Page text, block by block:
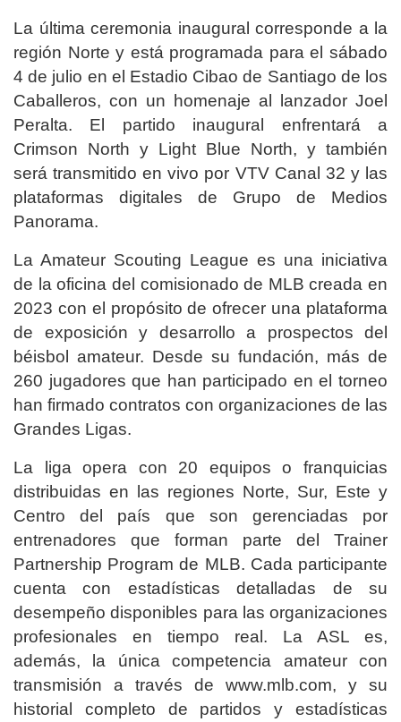
La última ceremonia inaugural corresponde a la
región Norte y está programada para el sábado
4 de julio en el Estadio Cibao de Santiago de los
Caballeros, con un homenaje al lanzador Joel
Peralta. El partido inaugural enfrentará a
Crimson North y Light Blue North, y también
será transmitido en vivo por VTV Canal 32 y las
plataformas digitales de Grupo de Medios
Panorama.
La Amateur Scouting League es una iniciativa
de la oficina del comisionado de MLB creada en
2023 con el propósito de ofrecer una plataforma
de exposición y desarrollo a prospectos del
béisbol amateur. Desde su fundación, más de
260 jugadores que han participado en el torneo
han firmado contratos con organizaciones de las
Grandes Ligas.
La liga opera con 20 equipos o franquicias
distribuidas en las regiones Norte, Sur, Este y
Centro del país que son gerenciadas por
entrenadores que forman parte del Trainer
Partnership Program de MLB. Cada participante
cuenta con estadísticas detalladas de su
desempeño disponibles para las organizaciones
profesionales en tiempo real. La ASL es,
además, la única competencia amateur con
transmisión a través de www.mlb.com, y su
historial completo de partidos y estadísticas